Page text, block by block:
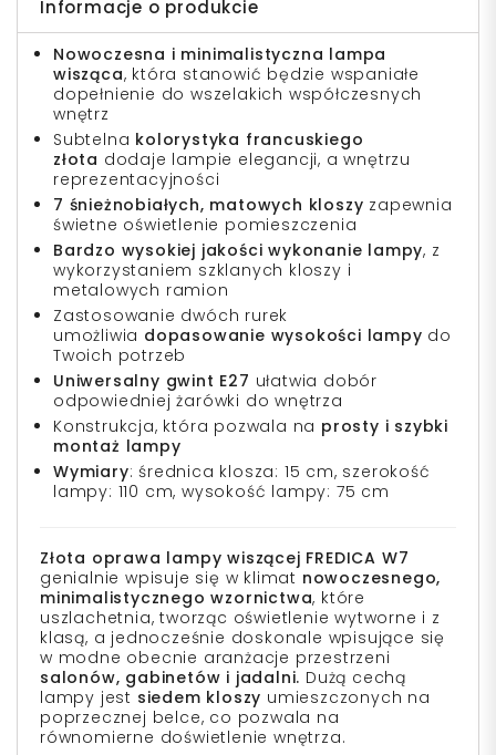
Informacje o produkcie
Nowoczesna i minimalistyczna lampa
wisząca, która stanowić będzie wspaniałe
dopełnienie do wszelakich współczesnych
wnętrz
Subtelna kolorystyka francuskiego
złota dodaje lampie elegancji, a wnętrzu
reprezentacyjności
7 śnieżnobiałych, matowych kloszy zapewnia
świetne oświetlenie pomieszczenia
Bardzo wysokiej jakości wykonanie lampy, z
wykorzystaniem szklanych kloszy i
metalowych ramion
Zastosowanie dwóch rurek
umożliwia dopasowanie wysokości lampy do
Twoich potrzeb
Uniwersalny gwint E27 ułatwia dobór
odpowiedniej żarówki do wnętrza
Konstrukcja, która pozwala na prosty i szybki
montaż lampy
Wymiary: średnica klosza: 15 cm, szerokość
lampy: 110 cm, wysokość lampy: 75 cm
Złota oprawa lampy wiszącej FREDICA W7
genialnie wpisuje się w klimat nowoczesnego,
minimalistycznego wzornictwa, które
uszlachetnia, tworząc oświetlenie wytworne i z
klasą, a jednocześnie doskonale wpisujące się
w modne obecnie aranżacje przestrzeni
salonów, gabinetów i jadalni. Dużą cechą
lampy jest siedem kloszy umieszczonych na
poprzecznej belce, co pozwala na
równomierne doświetlenie wnętrza.